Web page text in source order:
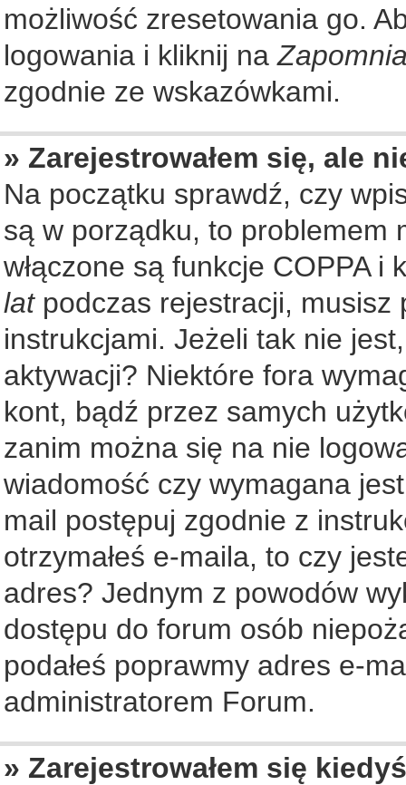
możliwość zresetowania go.
logowania i kliknij na
zgodnie ze wskazówkami.
» Zarejestrowałem się, ale
Na początku sprawdź, czy
są w porządku, to problemem
włączone są funkcje COPPA i
latpodczas rejestracji, musisz
instrukcjami. Jeżeli tak nie
aktywacji? Niektóre fora
kont, bądź przez samych
zanim można się na nie
wiadomość czy wymagana
mail postępuj zgodnie z
otrzymałeś e-maila, to czy
adres? Jednym z powodów
dostępu do forum osób
podałeś poprawmy adres e-
administratorem Forum.
» Zarejestrowałem się